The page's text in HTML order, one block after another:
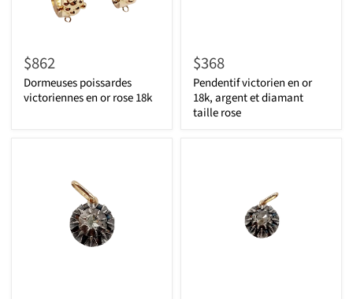
$862
Dormeuses poissardes
victoriennes en or rose 18k
$368
Pendentif victorien en or
18k, argent et diamant
taille rose